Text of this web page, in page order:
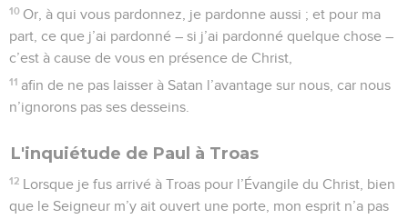
10 Or, à qui vous pardonnez, je pardonne aussi ; et pour ma
part, ce que j’ai pardonné – si j’ai pardonné quelque chose –
c’est à cause de vous en présence de Christ,
11 afin de ne pas laisser à Satan l’avantage sur nous, car nous
n’ignorons pas ses desseins.
L'inquiétude de Paul à Troas
12 Lorsque je fus arrivé à Troas pour l’Évangile du Christ, bien
que le Seigneur m’y ait ouvert une porte, mon esprit n’a pas